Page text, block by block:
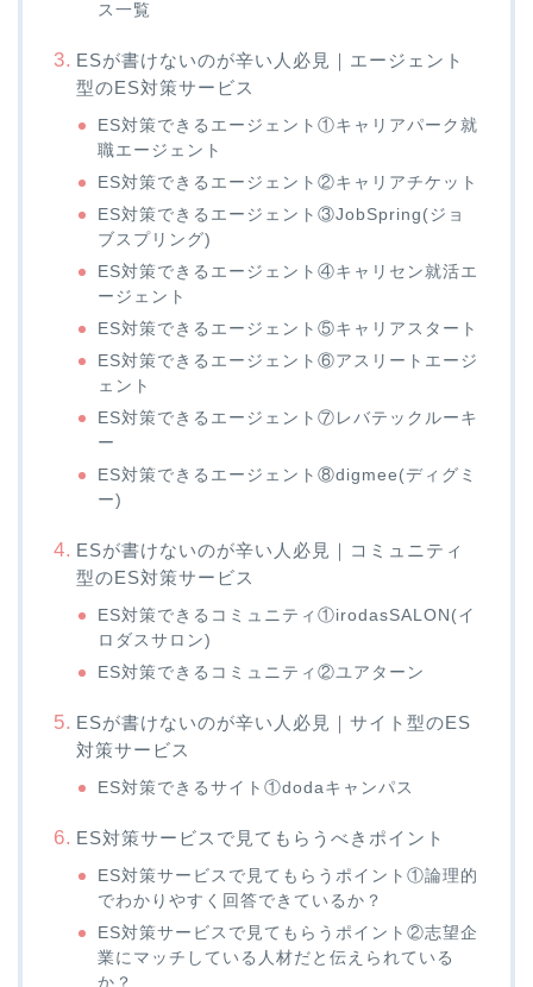
ス一覧
ESが書けないのが辛い人必見｜エージェント
型のES対策サービス
ES対策できるエージェント①キャリアパーク就
職エージェント
ES対策できるエージェント②キャリアチケット
ES対策できるエージェント③JobSpring(ジョ
ブスプリング)
ES対策できるエージェント④キャリセン就活エ
ージェント
ES対策できるエージェント⑤キャリアスタート
ES対策できるエージェント⑥アスリートエージ
ェント
ES対策できるエージェント⑦レバテックルーキ
ー
ES対策できるエージェント⑧digmee(ディグミ
ー)
ESが書けないのが辛い人必見｜コミュニティ
型のES対策サービス
ES対策できるコミュニティ①irodasSALON(イ
ロダスサロン)
ES対策できるコミュニティ②ユアターン
ESが書けないのが辛い人必見｜サイト型のES
対策サービス
ES対策できるサイト①dodaキャンパス
ES対策サービスで見てもらうべきポイント
ES対策サービスで見てもらうポイント①論理的
でわかりやすく回答できているか？
ES対策サービスで見てもらうポイント②志望企
業にマッチしている人材だと伝えられている
か？